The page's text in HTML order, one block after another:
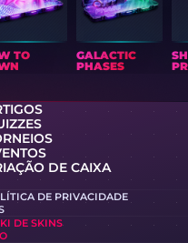
TO
GALACTIC
PHASES
DE CAIXA
DE PRIVACIDADE
DE SKINS